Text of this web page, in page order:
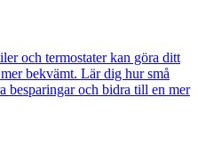
och termostater kan göra ditt
bekvämt. Lär dig hur små
besparingar och bidra till en mer